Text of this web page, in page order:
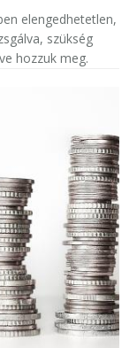
elengedhetetlen,
szükség
hozzuk meg.